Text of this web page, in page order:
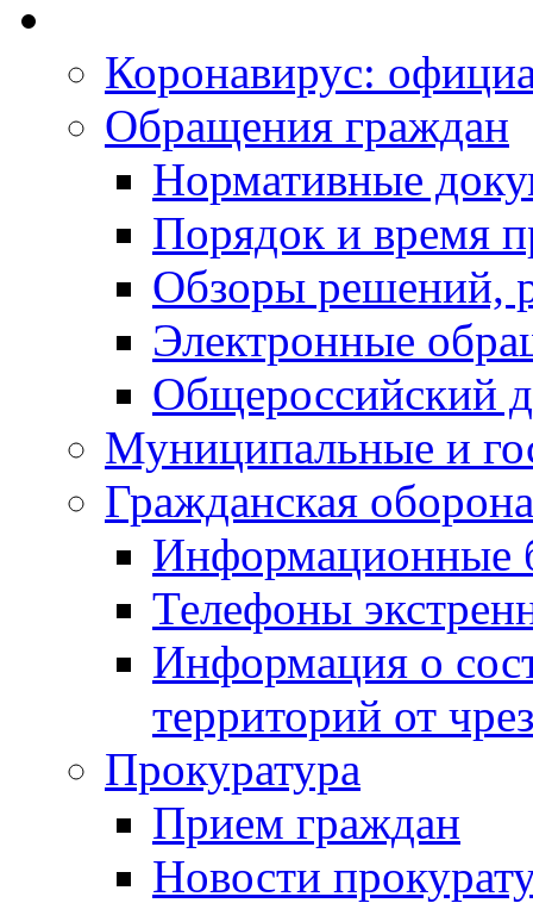
Коронавирус:
Обращения граждан
Нормативные
Порядок и время
Обзоры решений,
Электронные
Общероссийский
Муниципальные и
Гражданская
Информационные
Телефоны
Информация о
территорий от
Прокуратура
Прием граждан
Новости